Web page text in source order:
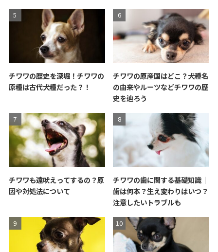
チワワの歴史を深堀！チワワの
原種は古代犬種だった？！
チワワの原産国はどこ？犬種名
の由来やルーツなどチワワの歴
史を辿ろう
チワワも遠吠えってするの？原
因や対処法について
チワワの歯に関する基礎知識｜
歯は何本？生え変わりはいつ？
注意したいトラブルも